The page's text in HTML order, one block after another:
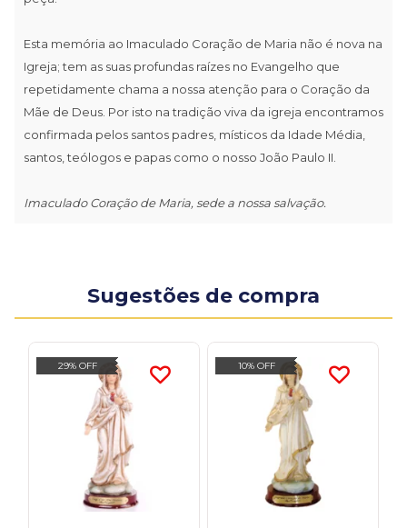
Esta memória ao Imaculado Coração de Maria não é nova na
Igreja; tem as suas profundas raízes no Evangelho que
repetidamente chama a nossa atenção para o Coração da
Mãe de Deus. Por isto na tradição viva da igreja encontramos
confirmada pelos santos padres, místicos da Idade Média,
santos, teólogos e papas como o nosso João Paulo II.
Imaculado Coração de Maria, sede a nossa salvação.
Sugestões de compra
29% OFF 10% OFF